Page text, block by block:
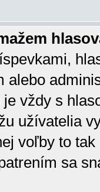
alebo
vždy s
užívatelia
voľby to
sa